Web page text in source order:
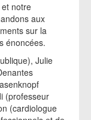
notre
aux
sur la
énoncées.
Julie
(professeur
(cardiologue